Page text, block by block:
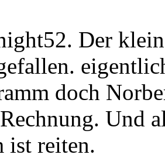
Der
doch
Und
ist reiten.